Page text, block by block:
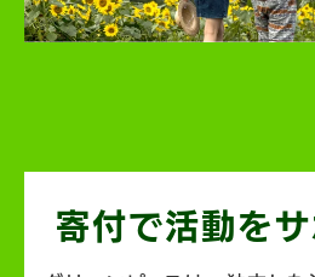
寄付で活動を